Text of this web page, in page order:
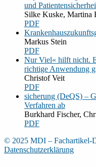
und
Silke Kuske, Martina
PDF
Markus Stein
PDF
Nur Viel« hilft nicht.
richtige Anwendung
Christof Veit
PDF
sicherung (DeQS) –
Verfahren ab
Burkhard Fischer,
PDF
© 2025 MDI – Fachartikel-
Datenschutzerklärung